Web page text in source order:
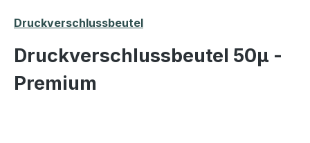
Druckverschlussbeutel
Druckverschlussbeutel 50μ -
Premium